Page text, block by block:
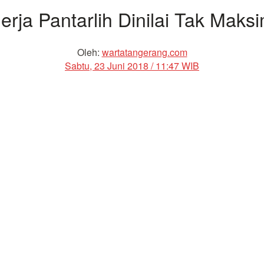
Pantarlih Dinilai Tak
Oleh: wartatangerang.com
Sabtu, 23 Juni 2018 / 11:47 WIB